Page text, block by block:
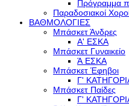
Πρόγραμμα
Παραδοσιακοί
ΒΑΘΜΟΛΟΓΙΕΣ
Μπάσκετ Άνδρες
Α' ΕΣΚΑ
Μπάσκετ Γυναικείο
Ά ΕΣΚΑ
Μπάσκετ Έφηβοι
Γ'
Μπάσκετ Παίδες
Γ'